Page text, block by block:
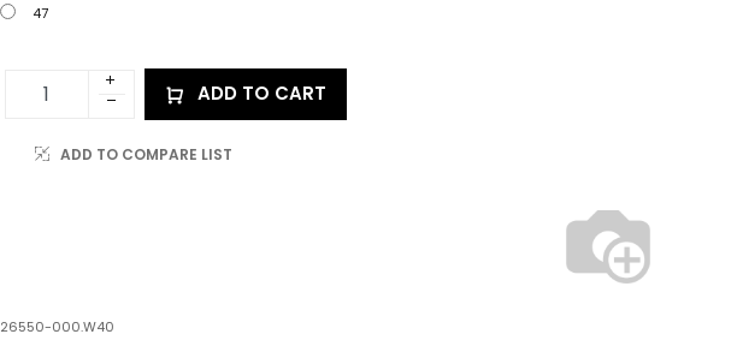
47
ADD TO CART
ADD TO COMPARE LIST
26550-000.W40